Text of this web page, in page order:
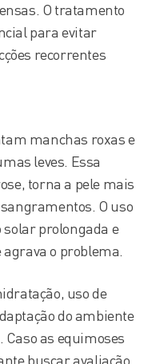
O tratamento
para evitar
recorrentes
manchas roxas e
leves. Essa
torna a pele mais
O uso
solar prolongada e
o problema.
uso de
do ambiente
as equimoses
buscar avaliação